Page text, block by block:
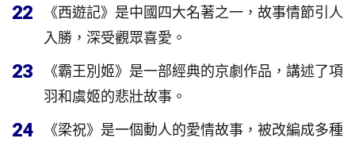
22
《西遊記》是中國四大名著之一，故事情節引人
入勝，深受觀眾喜愛。
23
《霸王別姬》是一部經典的京劇作品，講述了項
羽和虞姬的悲壯故事。
24
《梁祝》是一個動人的愛情故事，被改編成多種